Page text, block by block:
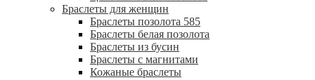
Браслеты для женщин
Браслеты позолота 585
Браслеты белая позолота
Браслеты из бусин
Браслеты с магнитами
Кожаные браслеты